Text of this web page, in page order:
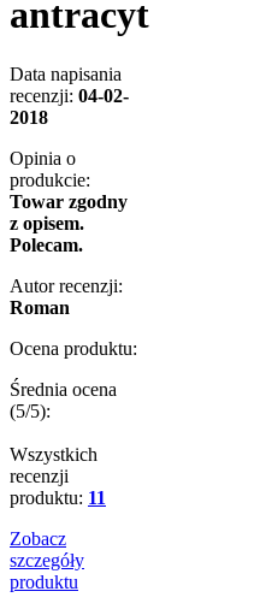
antracyt
Data napisania
recenzji: 04-02-
2018
Opinia o
produkcie:
Towar zgodny
z opisem.
Polecam.
Autor recenzji:
Roman
Ocena produktu:
Średnia ocena
(5/5):
Wszystkich
recenzji
produktu: 11
Zobacz
szczegóły
produktu